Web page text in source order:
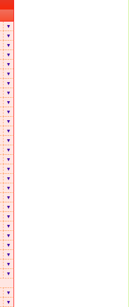
▼
▼
▼
▼
▼
▼
▼
▼
▼
▼
▼
▼
▼
▼
▼
▼
▼
▼
▼
▼
▼
▼
▼
▼
▼
▼
▼
▼
▼